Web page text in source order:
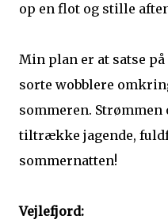
op en flot og stille
Min plan er at satse
sorte wobblere
sommeren. Strømmen
tiltrække jagende,
sommernatten!
Vejlefjord: